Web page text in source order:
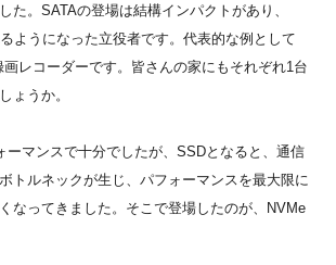
た。SATAの登場は結構インパクトがあり、
ようになった立役者です。代表的な例として
レコーダーです。皆さんの家にもそれぞれ1台
ょうか。
ーマンスで十分でしたが、SSDとなると、通信
トルネックが生じ、パフォーマンスを最大限に
なってきました。そこで登場したのが、NVMe